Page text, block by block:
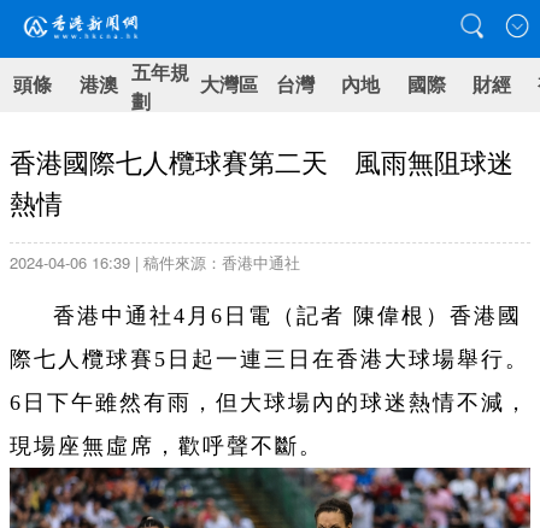
頭條 港澳 五年規
劃
大灣區 台灣 內地 國際 財經
香港國際七人欖球賽第二天 風雨無阻球迷
熱情
2024-04-06 16:39 | 稿件來源：香港中通社
香港中通社4月6日電（記者 陳偉根）香港國
際七人欖球賽5日起一連三日在香港大球場舉行。
6日下午雖然有雨，但大球場內的球迷熱情不減，
現場座無虛席，歡呼聲不斷。